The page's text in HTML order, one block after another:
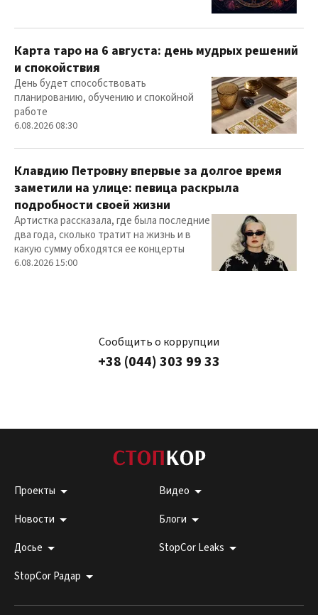
Карта таро на 6 августа: день мудрых решений
и спокойствия
День будет способствовать
планированию, обучению и спокойной
работе
6.08.2026 08:30
Клавдию Петровну впервые за долгое время
заметили на улице: певица раскрыла
подробности своей жизни
Артистка рассказала, где была последние
два года, сколько тратит на жизнь и в
какую сумму обходятся ее концерты
6.08.2026 15:00
Сообщить о коррупции
+38 (044) 303 99 33
Проекты
Видео
Новости
Блоги
Досье
StopCor Leaks
StopCor Радар